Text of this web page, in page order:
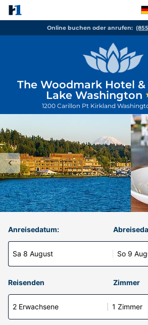
Online buchen oder anrufen:
The Woodmark Hotel &
Lake Washington
1200 Carillon Pt Kirkland
Anreisedatum:
Sa 8 August So 9
Reisenden Zimmer
2 Erwachsene 1 Zimmer